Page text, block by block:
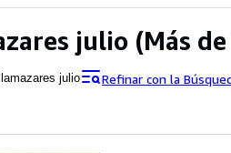
julio (Más
julio
Refinar con la